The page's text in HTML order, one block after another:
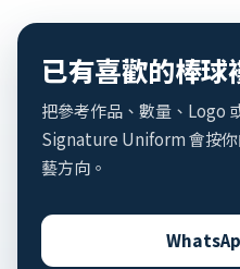
已有喜歡的棒球
把參考作品、數量、Logo
Signature Uniform 會按你
藝方向。